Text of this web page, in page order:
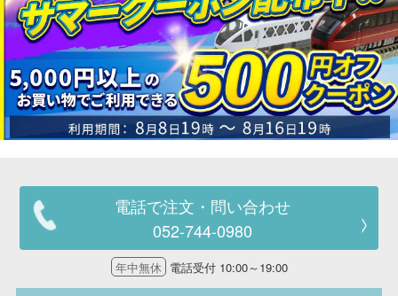
電話で注文・問い合わせ
052-744-0980
年中無休 電話受付 10:00～19:00